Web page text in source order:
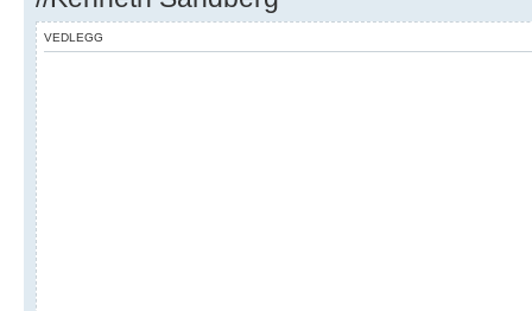
VEDLEGG